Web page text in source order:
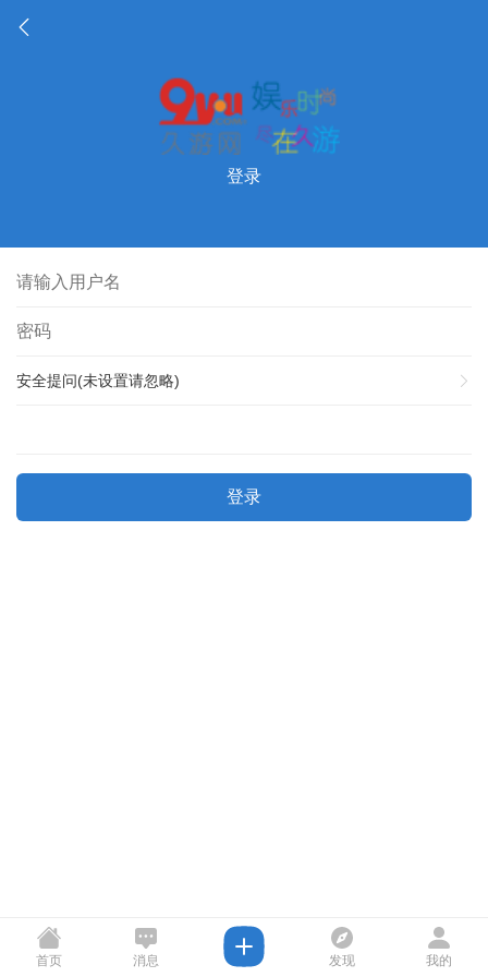
登录
安全提问(未设置请忽略)
登录
首页 消息 发现 我的